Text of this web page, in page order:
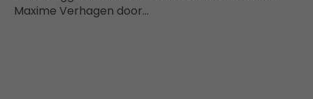
Maxime Verhagen door…